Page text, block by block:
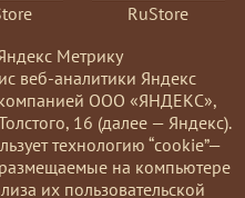
RuStore
Метрику
веб-аналитики Яндекс
ООО «ЯНДЕКС»,
16 (далее — Яндекс).
технологию “cookie”—
на компьютере
их пользовательской